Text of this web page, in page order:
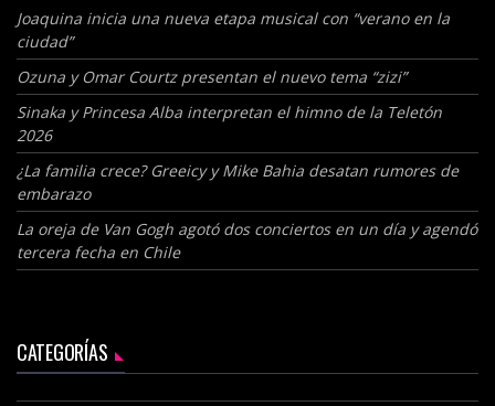
Joaquina inicia una nueva etapa musical con “verano en la
ciudad”
Ozuna y Omar Courtz presentan el nuevo tema “zizi”
Sinaka y Princesa Alba interpretan el himno de la Teletón
2026
¿La familia crece? Greeicy y Mike Bahia desatan rumores de
embarazo
La oreja de Van Gogh agotó dos conciertos en un día y agendó
tercera fecha en Chile
CATEGORÍAS